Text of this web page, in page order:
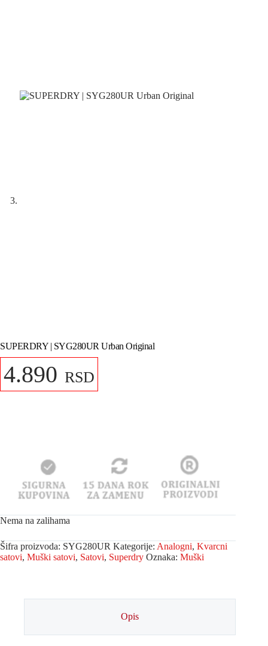
SUPERDRY | SYG280UR Urban Original
4.890 RSD
Nema na zalihama
Šifra proizvoda: SYG280UR Kategorije: Analogni, Kvarcni
satovi, Muški satovi, Satovi, Superdry Oznaka: Muški
Opis